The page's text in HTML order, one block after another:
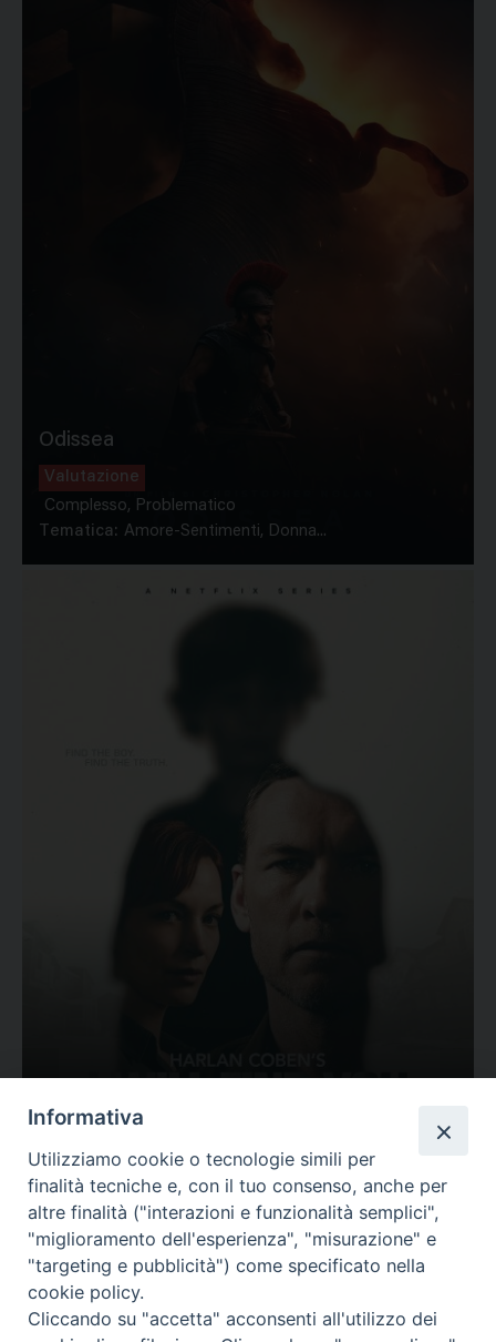
Odissea
Valutazione
Complesso, Problematico
Tematica: Amore-Sentimenti, Donna...
Valutazione
Complesso, Problematico
Tematica: Amore-Sentimenti, Carcere...
Informativa
Utilizziamo cookie o tecnologie simili per
finalità tecniche e, con il tuo consenso, anche per
altre finalità ("interazioni e funzionalità semplici",
"miglioramento dell'esperienza", "misurazione" e
"targeting e pubblicità") come specificato nella
cookie policy.
Cliccando su "accetta" acconsenti all'utilizzo dei